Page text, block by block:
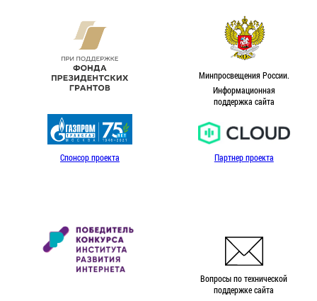
Минпросвещения России.
Информационная
поддержка сайта
Спонсор проекта Партнер проекта
Вопросы по технической
поддержке сайта